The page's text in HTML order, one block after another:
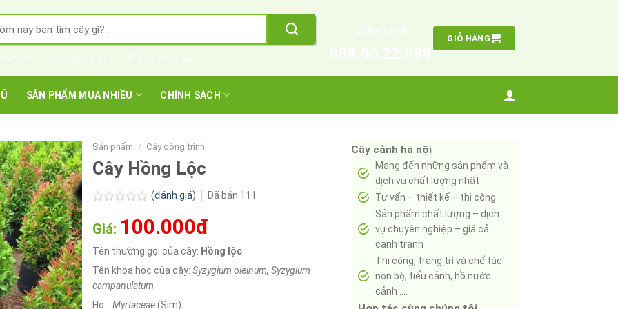
GIỎ HÀNG
SẢN PHẨM MUA NHIỀU CHÍNH SÁCH
Sản phẩm / Cây công trình
Cây Hồng Lộc
xếp
hạng
0.0
5
sao
(đánh giá) Đã bán 111
Giá: 100.000đ
Tên thường gọi của cây: Hồng lộc
Tên khoa học của cây: Syzygium oleinum, Syzygium
campanulatum
Họ : Myrtaceae(Sim).
Cây cảnh hà nội
Mang đến những sản phẩm và
dịch vụ chất lượng nhất
Tư vấn – thiết kế – thi công
Sản phẩm chất lượng – dịch
vụ chuyên nghiệp – giá cả
cạnh tranh
Thi công, trang trí và chế tác
non bộ, tiểu cảnh, hồ nước
cảnh ….